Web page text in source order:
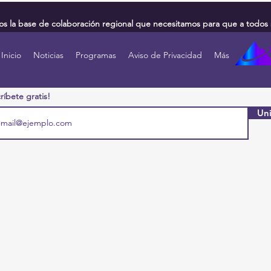
la base de colaboración regional que necesitamos para que a
Inicio Noticias Programas Aviso de Privacidad Más
gratis!